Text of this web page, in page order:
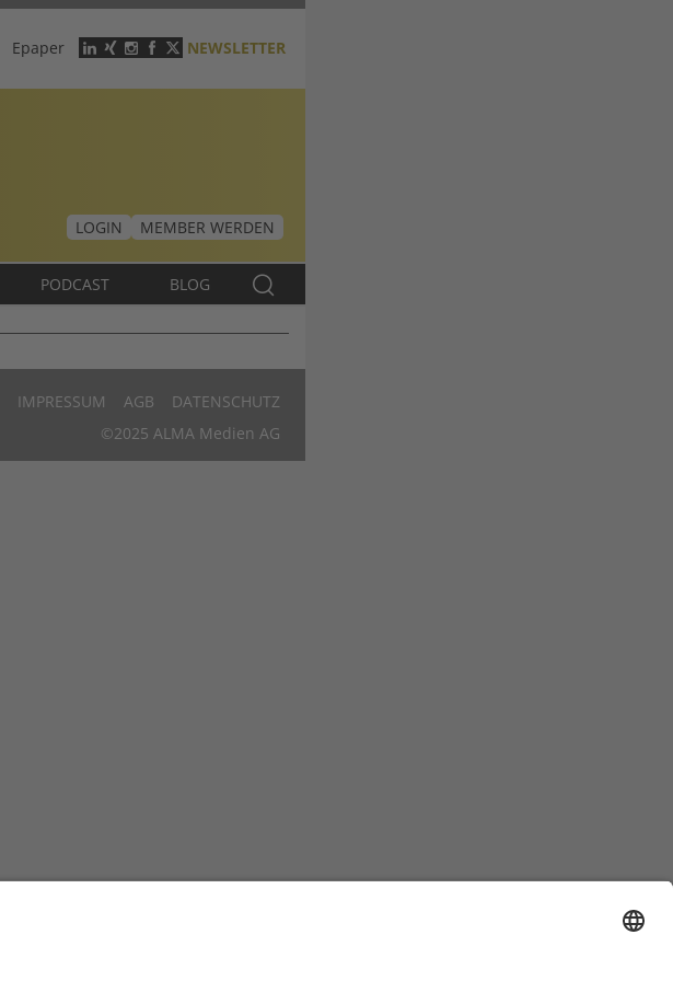
Header
menu
Epaper NEWSLETTER
LOGIN
MEMBER WERDEN
PODCAST BLOG
DE
IMPRESSUM AGB
DATENSCHUTZ
©2025 ALMA Medien AG